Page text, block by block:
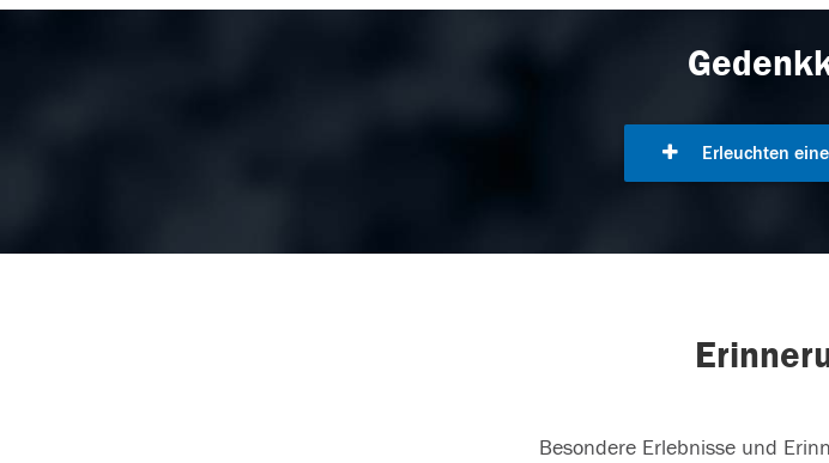
Erleuchten
Besondere Erlebnisse und